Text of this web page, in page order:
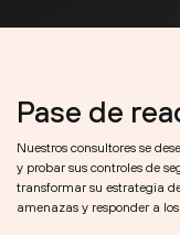
Pase de
Nuestros consultores se
y probar sus controles de
transformar su estrategia
amenazas y responder a